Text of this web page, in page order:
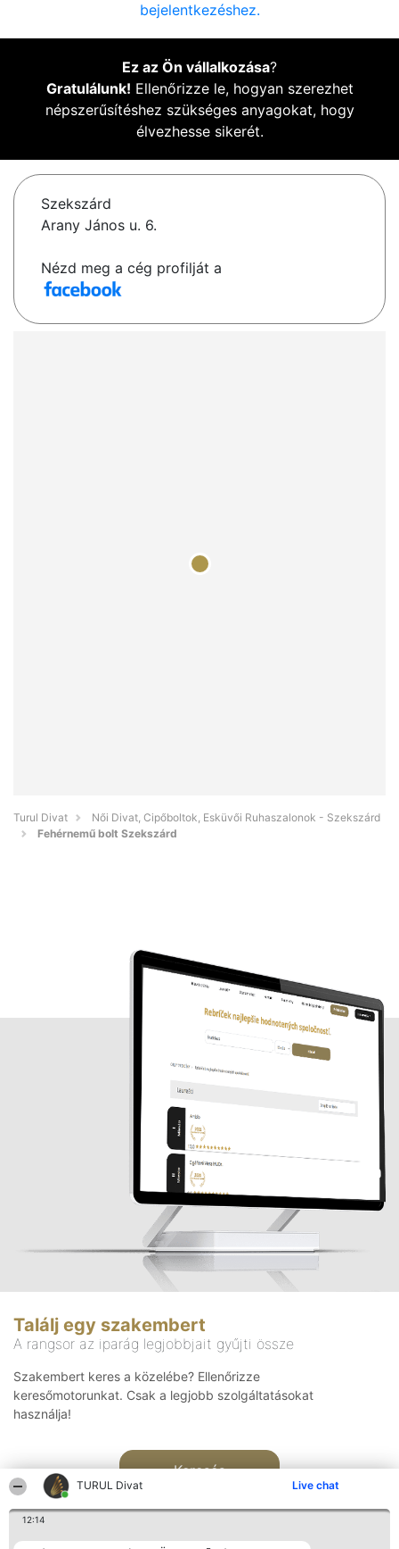
TURUL Divat Live chat
12:14
bejelentkezéshez.
Ez az Ön vállalkozása?
Gratulálunk! Ellenőrizze le, hogyan szerezhet
népszerűsítéshez szükséges anyagokat, hogy
élvezhesse sikerét.
Szekszárd
Arany János u. 6.
Nézd meg a cég profilját a
Turul Divat
Női Divat, Cipőboltok, Esküvői Ruhaszalonok - Szekszárd
Fehérnemű bolt Szekszárd
Találj egy szakembert
A rangsor az iparág legjobbjait gyűjti össze
Szakembert keres a közelébe? Ellenőrizze
keresőmotorunkat. Csak a legjobb szolgáltatásokat
használja!
Keresés